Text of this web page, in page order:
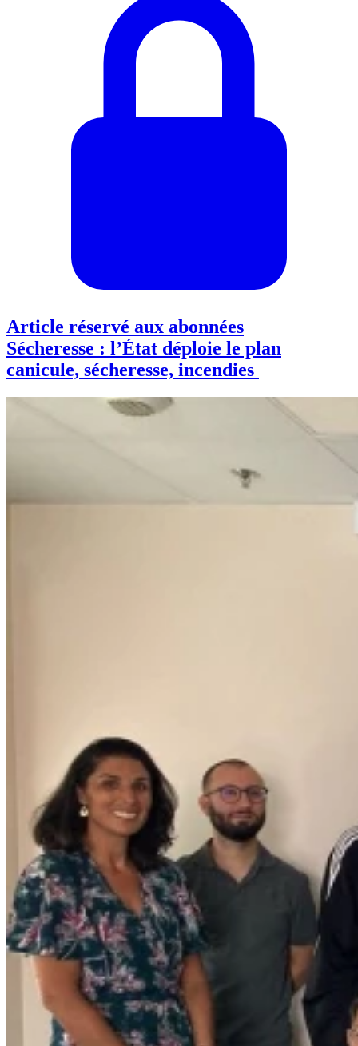
Article réservé aux abonnées
Sécheresse : l’État déploie le plan
canicule, sécheresse, incendies